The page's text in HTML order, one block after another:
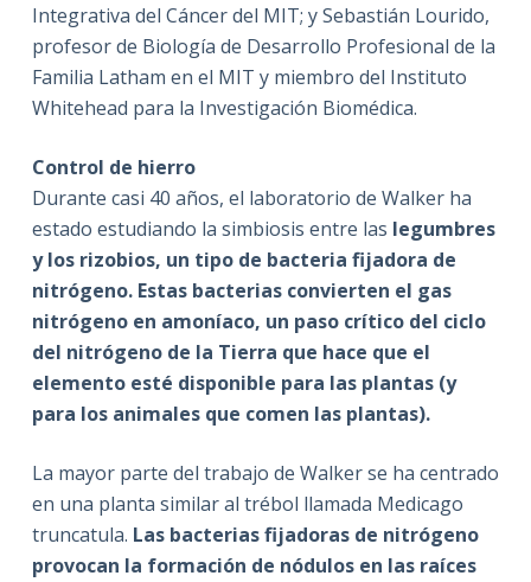
Integrativa del Cáncer del MIT; y Sebastián Lourido,
profesor de Biología de Desarrollo Profesional de la
Familia Latham en el MIT y miembro del Instituto
Whitehead para la Investigación Biomédica.
Control de hierro
Durante casi 40 años, el laboratorio de Walker ha
estado estudiando la simbiosis entre las legumbres
y los rizobios, un tipo de bacteria fijadora de
nitrógeno. Estas bacterias convierten el gas
nitrógeno en amoníaco, un paso crítico del ciclo
del nitrógeno de la Tierra que hace que el
elemento esté disponible para las plantas (y
para los animales que comen las plantas).
La mayor parte del trabajo de Walker se ha centrado
en una planta similar al trébol llamada Medicago
truncatula. Las bacterias fijadoras de nitrógeno
provocan la formación de nódulos en las raíces